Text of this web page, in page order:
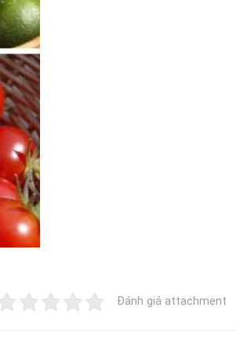
Đánh giá attachment